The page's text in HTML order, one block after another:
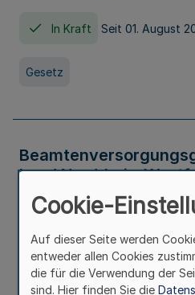
In Kraft Seit 01. August
Gesetz
Land Nordrhein-
LBeamtVG NRW)
In Kraft Seit 01. Juli 2016
Cookie-
Auf dieser Seite werden
entweder allen Cookies
die für die Verwendung der
sind. Hier finden Sie die